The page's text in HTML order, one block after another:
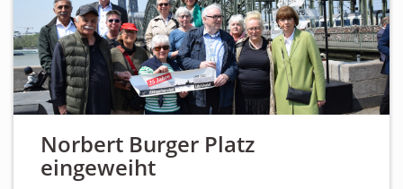
Norbert Burger Platz
eingeweiht